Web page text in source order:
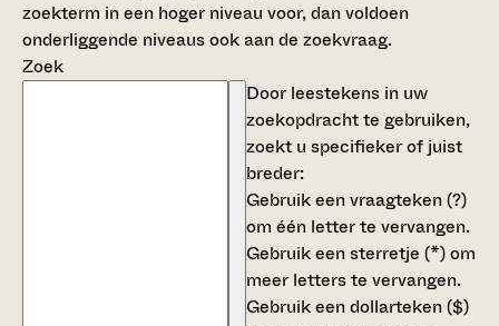
zoekterm in een hoger niveau voor, dan voldoen
onderliggende niveaus ook aan de zoekvraag.
Zoek
Door leestekens in uw
zoekopdracht te gebruiken,
zoekt u specifieker of juist
breder:
Gebruik eenvraagteken (?)
om één letter te vervangen.
Gebruik eensterretje (*)om
meer letters te vervangen.
Gebruik eendollarteken ($)